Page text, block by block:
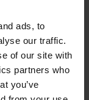
ads, to
our traffic.
of our site with
partners who
you’ve
in
regelt